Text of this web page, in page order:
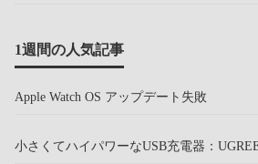
1週間の人気記事
Apple Watch OS アップデート失敗
小さくてハイパワーなUSB充電器：